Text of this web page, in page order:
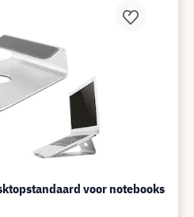
voor notebooks